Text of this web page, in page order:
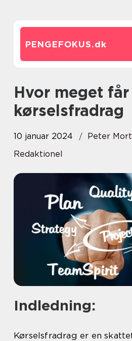
PENGEFOKUS.dk
Hvor meget får man i
kørselsfradrag
10 januar 2024
Peter
Redaktionel
Indledning:
Kørselsfradrag er en